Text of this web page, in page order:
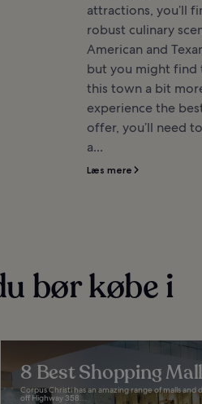
attractions, you’ll
robust culinary
American and
but you might find
this town a bit
experience the
offer, you’ll need
a...
Læs mere
bør købe i
8 Best Shopping
Corpus Christi has an amazing range of malls
off Highway 358...